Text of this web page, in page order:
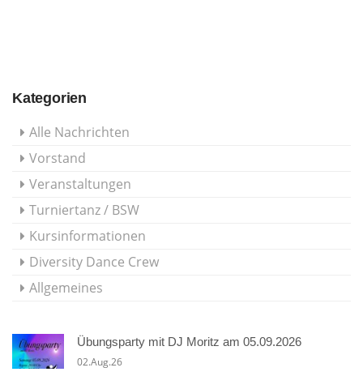
Kategorien
Alle Nachrichten
Vorstand
Veranstaltungen
Turniertanz / BSW
Kursinformationen
Diversity Dance Crew
Allgemeines
Übungsparty mit DJ Moritz am 05.09.2026
02.Aug.26